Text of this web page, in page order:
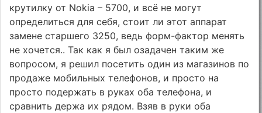
крутилку от Nokia – 5700, и всё не могут
определиться для себя, стоит ли этот аппарат
замене старшего 3250, ведь форм-фактор менять
не хочется.. Так как я был озадачен таким же
вопросом, я решил посетить один из магазинов по
продаже мобильных телефонов, и просто на
просто подержать в руках оба телефона, и
сравнить держа их рядом. Взяв в руки оба